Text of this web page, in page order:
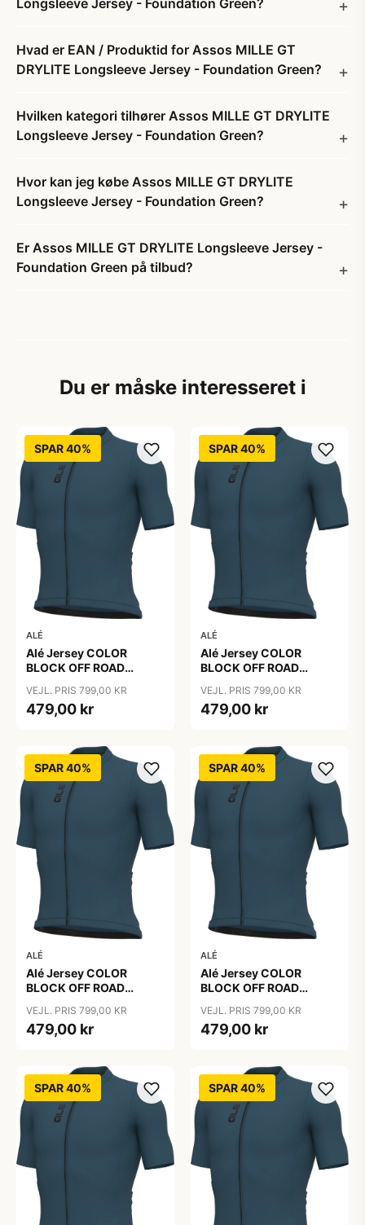
Longsleeve Jersey - Foundation Green?
Hvad er EAN / Produktid for Assos MILLE GT
DRYLITE Longsleeve Jersey - Foundation Green?
Hvilken kategori tilhører Assos MILLE GT DRYLITE
Longsleeve Jersey - Foundation Green?
Hvor kan jeg købe Assos MILLE GT DRYLITE
Longsleeve Jersey - Foundation Green?
Er Assos MILLE GT DRYLITE Longsleeve Jersey -
Foundation Green på tilbud?
Du er måske interesseret i
SPAR 40%
ALÉ
Alé Jersey COLOR
BLOCK OFF ROAD
VEJL. PRIS 799,00 KR
479,00 kr
SPAR 40%
ALÉ
Alé Jersey COLOR
BLOCK OFF ROAD
VEJL. PRIS 799,00 KR
479,00 kr
SPAR 40%
ALÉ
Alé Jersey COLOR
BLOCK OFF ROAD
VEJL. PRIS 799,00 KR
479,00 kr
SPAR 40%
ALÉ
Alé Jersey COLOR
BLOCK OFF ROAD
VEJL. PRIS 799,00 KR
479,00 kr
SPAR 40% SPAR 40%